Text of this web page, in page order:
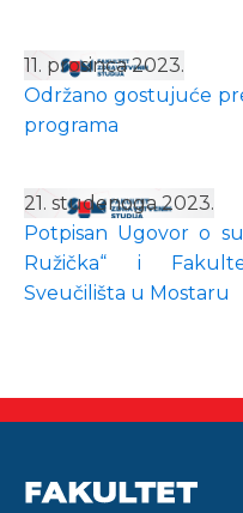
11. prosinca 2023.
Održano gostujuće
programa
21. studenoga 2023.
Potpisan Ugovor o
Ružička“ i
Sveučilišta u Mostaru